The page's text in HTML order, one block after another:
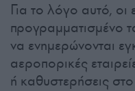
Για το λόγο αυτό, οι
προγραμματισμένο
να ενημερώνονται
αεροπορικές
ή καθυστερήσεις